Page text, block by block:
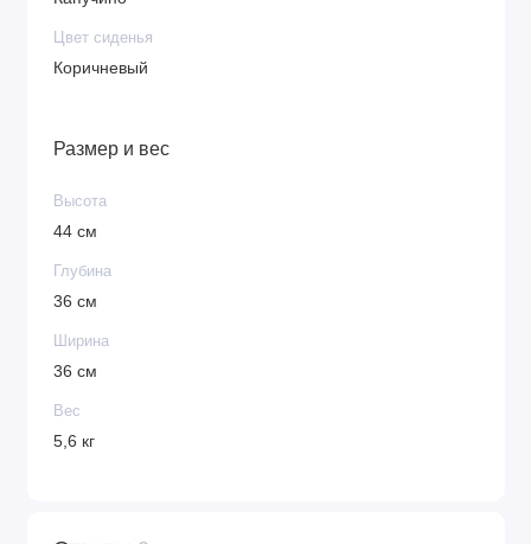
Цвет сиденья
Коричневый
Размер и вес
Высота
44 см
Глубина
36 см
Ширина
36 см
Вес
5,6 кг